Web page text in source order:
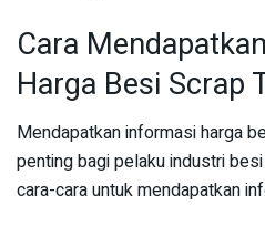
Cara
Harga Besi Scrap
Mendapatkan informasi harga
penting bagi pelaku industri
cara-cara untuk mendapatkan